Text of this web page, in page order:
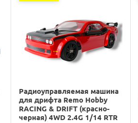
Радиоуправляемая машина
для дрифта Remo Hobby
RACING & DRIFT (красно-
черная) 4WD 2.4G 1/14 RTR